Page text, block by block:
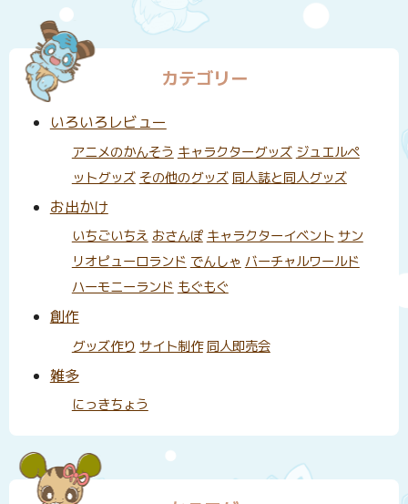
カテゴリー
いろいろレビュー
アニメのかんそう キャラクターグッズ ジュエルペ
ットグッズ その他のグッズ 同人誌と同人グッズ
お出かけ
いちごいちえ おさんぽ キャラクターイベント サン
リオピューロランド でんしゃ バーチャルワールド
ハーモニーランド もぐもぐ
創作
グッズ作り サイト制作 同人即売会
雑多
にっきちょう